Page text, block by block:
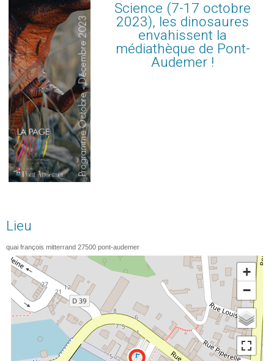
Science (7-17 octobre
2023), les dinosaures
envahissent la
médiathèque de Pont-
Audemer !
Lieu
quai françois mitterrand 27500 pont-audemer
+
−